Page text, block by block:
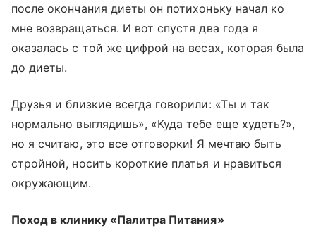
после окончания диеты он потихоньку начал ко
мне возвращаться. И вот спустя два года я
оказалась с той же цифрой на весах, которая была
до диеты.
Друзья и близкие всегда говорили: «Ты и так
нормально выглядишь», «Куда тебе еще худеть?»,
но я считаю, это все отговорки! Я мечтаю быть
стройной, носить короткие платья и нравиться
окружающим.
Поход в клинику «Палитра Питания»